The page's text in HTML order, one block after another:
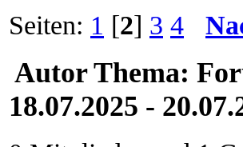
Seiten: 1 [2] 3 4
AutorThema:
18.07.2025 -